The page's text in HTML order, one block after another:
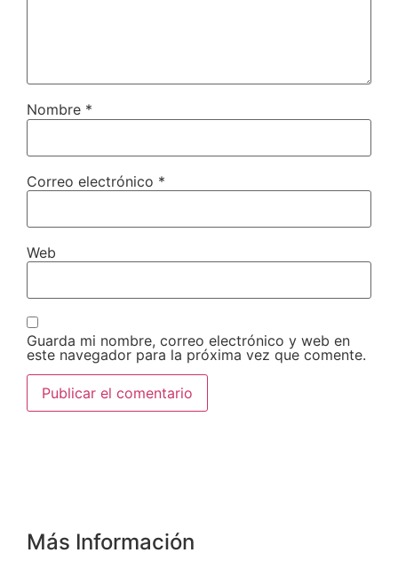
Nombre *
Correo electrónico *
Web
Guarda mi nombre, correo electrónico y web en
este navegador para la próxima vez que comente.
Más Información